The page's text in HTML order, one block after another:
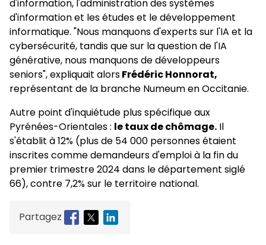
d'information, l'administration des systèmes
d'information et les études et le développement
informatique. "Nous manquons d'experts sur l'IA et la
cybersécurité, tandis que sur la question de l'IA
générative, nous manquons de développeurs
seniors", expliquait alorsFrédéric Honnorat,
représentant de la branche Numeum en Occitanie.
Autre point d'inquiétude plus spécifique aux
Pyrénées-Orientales : le taux de chômage. Il
s'établit à 12% (plus de 54 000 personnes étaient
inscrites comme demandeurs d'emploi à la fin du
premier trimestre 2024 dans le département siglé
66), contre 7,2% sur le territoire national.
Partagez